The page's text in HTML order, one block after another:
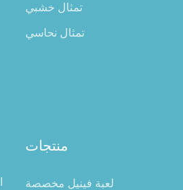
تمثال خشبي
تمثال نحاسي
منتجات
لعبة فينيل مخصصة